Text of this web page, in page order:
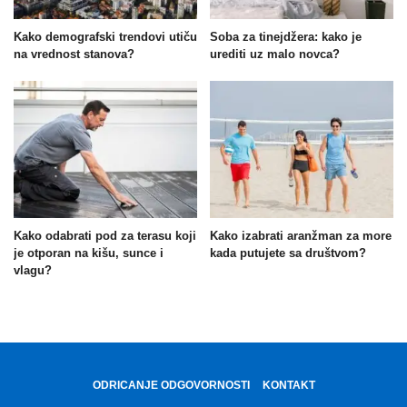
Kako demografski trendovi utiču
na vrednost stanova?
Soba za tinejdžera: kako je
urediti uz malo novca?
Kako odabrati pod za terasu koji
je otporan na kišu, sunce i
vlagu?
Kako izabrati aranžman za more
kada putujete sa društvom?
ODRICANJE ODGOVORNOSTI KONTAKT